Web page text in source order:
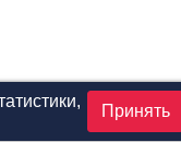
Принять